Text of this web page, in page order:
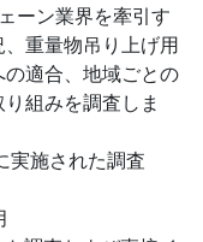
ーン業界を牽引す
重量物吊り上げ用
適合、地域ごとの
組みを調査しま
実施された調査